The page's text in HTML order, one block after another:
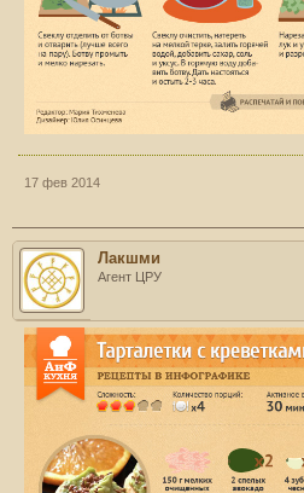
17 фев 2014
Лакшми
Агент ЦРУ